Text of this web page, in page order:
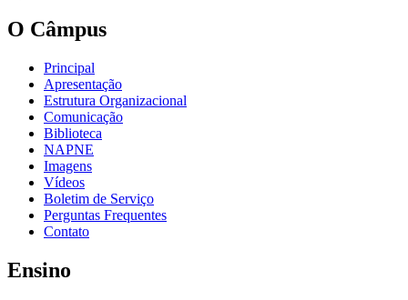
O Câmpus
Principal
Apresentação
Estrutura Organizacional
Comunicação
Biblioteca
NAPNE
Imagens
Vídeos
Boletim de Serviço
Perguntas Frequentes
Contato
Ensino